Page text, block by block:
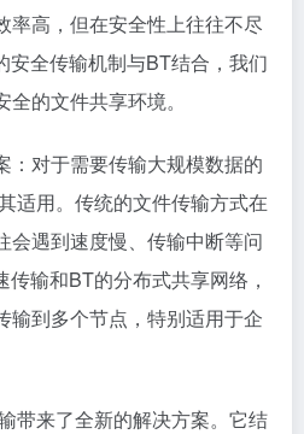
率高，但在安全性上往往不尽
安全传输机制与BT结合，我们
的文件共享环境。
：对于需要传输大规模数据的
适用。传统的文件传输方式在
会遇到速度慢、传输中断等问
输和BT的分布式共享网络，
输到多个节点，特别适用于企
带来了全新的解决方案。它结